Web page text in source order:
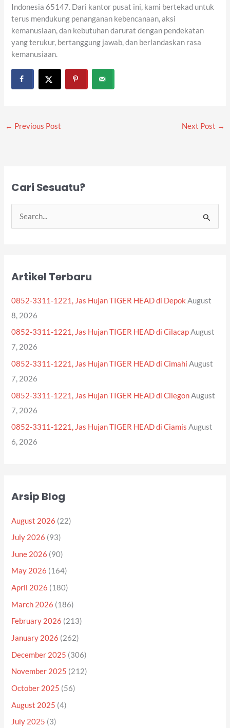
Indonesia 65147. Dari kantor pusat ini, kami bertekad untuk
terus mendukung penanganan kebencanaan, aksi
kemanusiaan, dan kebutuhan darurat dengan pendekatan
yang terukur, bertanggung jawab, dan berlandaskan rasa
kemanusiaan.
← Previous Post Next Post →
Cari Sesuatu?
c
Artikel Terbaru
0852-3311-1221, Jas Hujan TIGER HEAD di Depok August
8, 2026
0852-3311-1221, Jas Hujan TIGER HEAD di Cilacap August
7, 2026
0852-3311-1221, Jas Hujan TIGER HEAD di Cimahi August
7, 2026
0852-3311-1221, Jas Hujan TIGER HEAD di Cilegon August
7, 2026
0852-3311-1221, Jas Hujan TIGER HEAD di Ciamis August
6, 2026
Arsip Blog
August 2026 (22)
July 2026 (93)
June 2026 (90)
May 2026 (164)
April 2026 (180)
March 2026 (186)
February 2026 (213)
January 2026 (262)
December 2025 (306)
November 2025 (212)
October 2025 (56)
August 2025 (4)
July 2025 (3)